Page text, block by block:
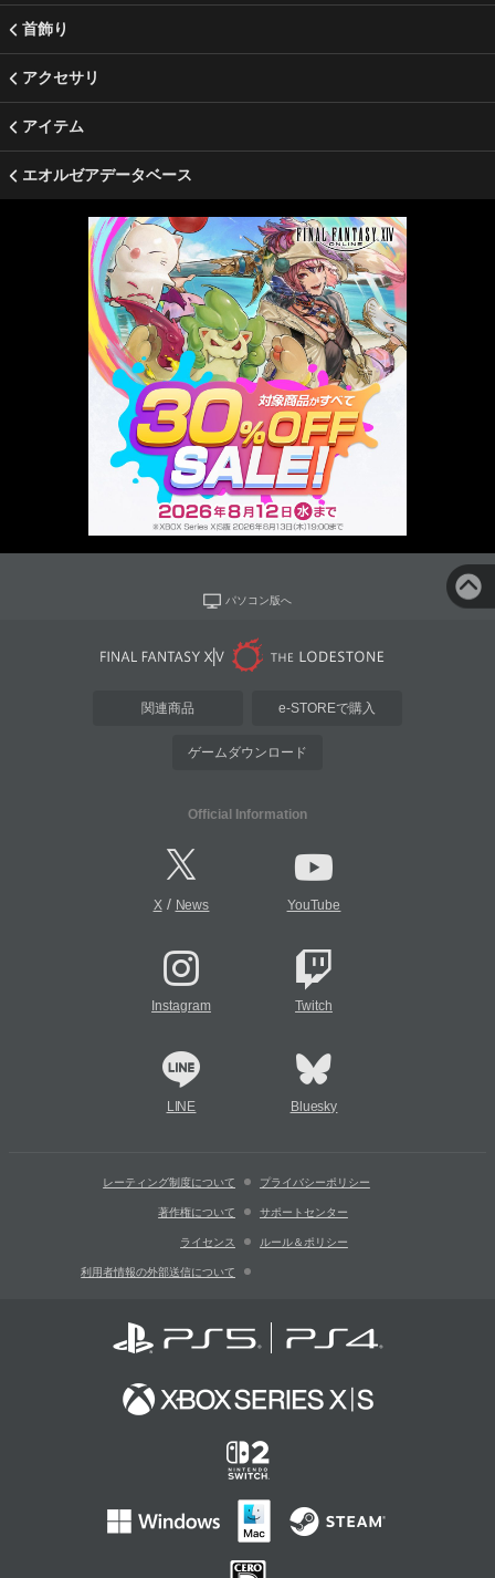
首飾り
アクセサリ
アイテム
エオルゼアデータベース
パソコン版へ
関連商品 e-STOREで購入
ゲームダウンロード
Official Information
X/ News YouTube
Instagram Twitch
LINE Bluesky
レーティング制度について プライバシーポリシー
著作権について サポートセンター
ライセンス ルール＆ポリシー
利用者情報の外部送信について